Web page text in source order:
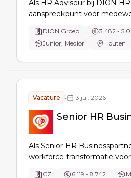
Als HR Adviseur bij DION
aanspreekpunt voor
personeelsvraagstukken,
processen en begeleid je in-
DION Groep
3.482 -
Junior, Medior
Houten
Vacature • 13 jul. 2026
Senior HR
Als Senior HR
workforce transformatie
CZ 6.119 - 8.742